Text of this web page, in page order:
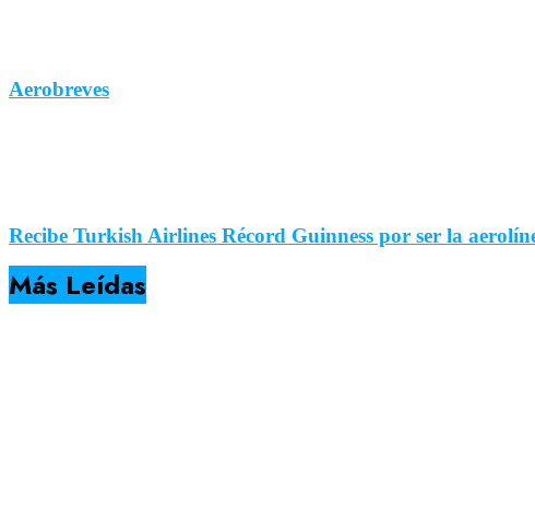
Aerobreves
Recibe Turkish Airlines Récord Guinness por ser la
Más Leídas